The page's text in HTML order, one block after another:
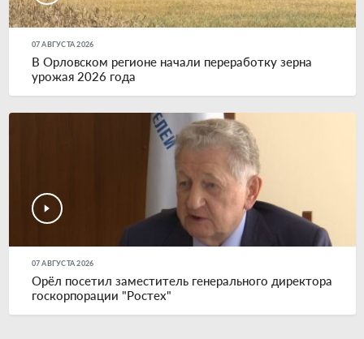
07 АВГУСТА 2026
В Орловском регионе начали переработку зерна
урожая 2026 года
07 АВГУСТА 2026
Орёл посетил заместитель генерального директора
госкорпорации "Ростех"